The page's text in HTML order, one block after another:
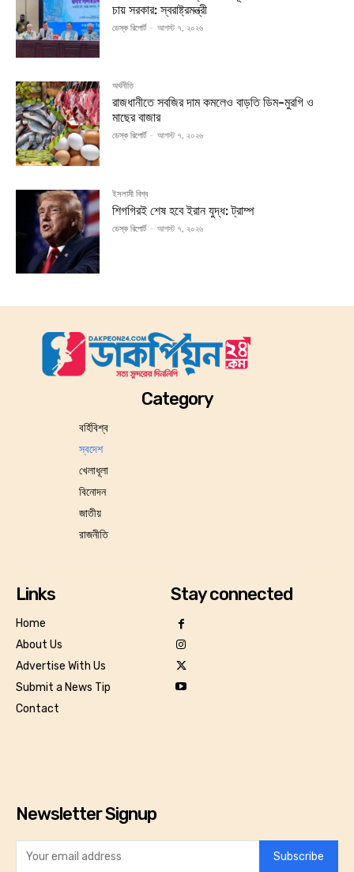
চায় সরকার: স্বরাষ্ট্রমন্ত্রী
ডেস্ক রিপোর্ট - আগস্ট ৭, ২০২৬
অর্থনীতি
রাজধানীতে সবজির দাম কমলেও বাড়তি ডিম-মুরগি ও
মাছের বাজার
ডেস্ক রিপোর্ট - আগস্ট ৭, ২০২৬
ইসলামী বিশ্ব
শিগগিরই শেষ হবে ইরান যুদ্ধ: ট্রাম্প
ডেস্ক রিপোর্ট - আগস্ট ৭, ২০২৬
Category
বর্হিবিশ্ব
স্বদেশ
খেলাধূলা
বিনোদন
জাতীয়
রাজনীতি
Links
Home
About Us
Advertise With Us
Submit a News Tip
Contact
Stay connected
Newsletter Signup
Subscribe